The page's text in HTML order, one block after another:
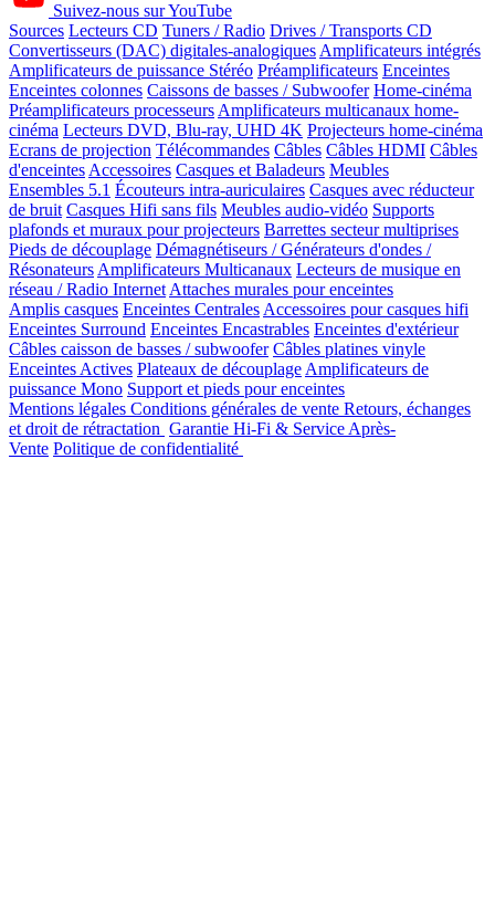
Suivez-nous sur YouTube
Sources Lecteurs CD Tuners / Radio Drives / Transports CD
Convertisseurs (DAC) digitales-analogiques Amplificateurs intégrés
Amplificateurs de puissance Stéréo Préamplificateurs Enceintes
Enceintes colonnes Caissons de basses / Subwoofer Home-cinéma
Préamplificateurs processeurs Amplificateurs multicanaux home-
cinéma Lecteurs DVD, Blu-ray, UHD 4K Projecteurs home-cinéma
Ecrans de projection Télécommandes Câbles Câbles HDMI Câbles
d'enceintes Accessoires Casques et Baladeurs Meubles
Ensembles 5.1 Écouteurs intra-auriculaires Casques avec réducteur
de bruit Casques Hifi sans fils Meubles audio-vidéo Supports
plafonds et muraux pour projecteurs Barrettes secteur multiprises
Pieds de découplage Démagnétiseurs / Générateurs d'ondes /
Résonateurs Amplificateurs Multicanaux Lecteurs de musique en
réseau / Radio Internet Attaches murales pour enceintes
Amplis casques Enceintes Centrales Accessoires pour casques hifi
Enceintes Surround Enceintes Encastrables Enceintes d'extérieur
Câbles caisson de basses / subwoofer Câbles platines vinyle
Enceintes Actives Plateaux de découplage Amplificateurs de
puissance Mono Support et pieds pour enceintes
Mentions légales Conditions générales de vente Retours, échanges
et droit de rétractation Garantie Hi-Fi & Service Après-
Vente Politique de confidentialité